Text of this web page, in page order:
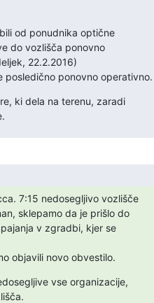
od ponudnika optične
do vozlišča ponovno
22.2.2016)
ponovno operativno.
ki dela na terenu, zaradi
7:15 nedosegljivo vozlišče
sklepamo da je prišlo do
v zgradbi, kjer se
objavili novo obvestilo.
vse organizacije,